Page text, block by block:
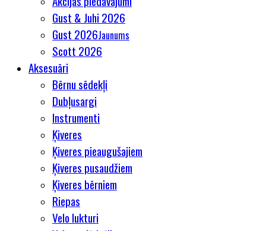
Gust & Juhi 2026
Gust 2026Jaunums
Scott 2026
Aksesuāri
Bērnu sēdekļi
Dubļusargi
Instrumenti
Ķiveres
Ķiveres pieaugušajiem
Ķiveres pusaudžiem
Ķiveres bērniem
Riepas
Velo lukturi